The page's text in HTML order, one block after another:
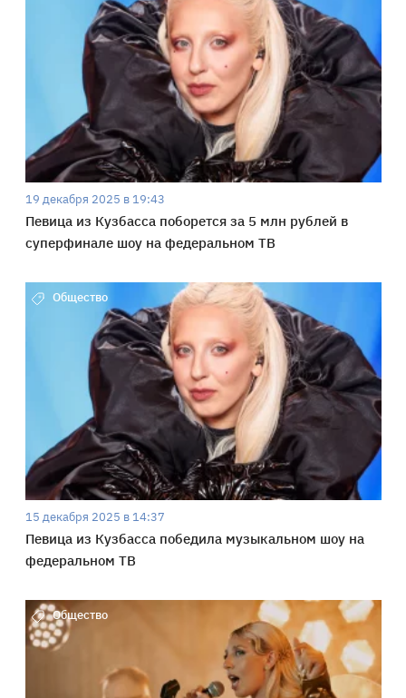
19 декабря 2025 в 19:43
Певица из Кузбасса поборется за 5 млн рублей в
суперфинале шоу на федеральном ТВ
Общество
15 декабря 2025 в 14:37
Певица из Кузбасса победила музыкальном шоу на
федеральном ТВ
Общество